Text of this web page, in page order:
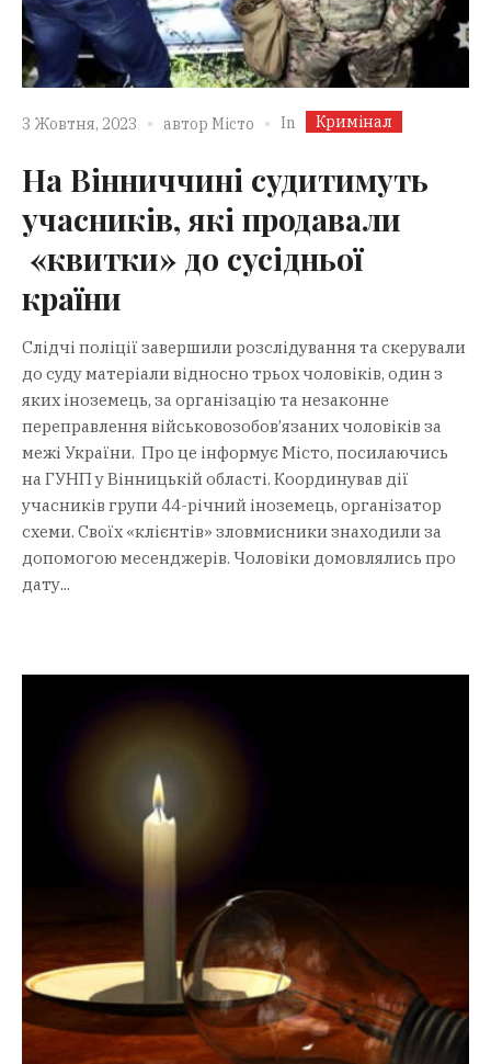
3 Жовтня, 2023 автор Місто In Кримінал
На Вінниччині судитимуть
учасників, які продавали
«квитки» до сусідньої
країни
Слідчі поліції завершили розслідування та скерували
до суду матеріали відносно трьох чоловіків, один з
яких іноземець, за організацію та незаконне
переправлення військовозобов’язаних чоловіків за
межі України. Про це інформує Місто, посилаючись
на ГУНП у Вінницькій області. Координував дії
учасників групи 44-річний іноземець, організатор
схеми. Своїх «клієнтів» зловмисники знаходили за
допомогою месенджерів. Чоловіки домовлялись про
дату...